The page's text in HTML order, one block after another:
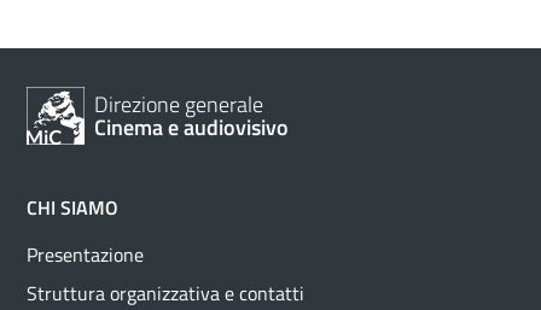
Direzione generale
Cinema e audiovisivo
CHI SIAMO
Presentazione
Struttura organizzativa e contatti